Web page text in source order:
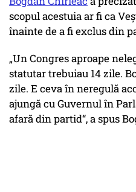
scopul acestuia ar fi ca
înainte de a fi exclus din
„Un Congres aproape
statutar trebuiau 14 zile.
zile. E ceva în neregulă
ajungă cu Guvernul în
afară din partid“, a spus